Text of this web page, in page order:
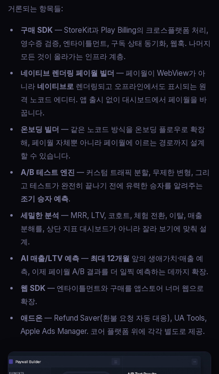
거론되는 항목들:
구매 SDK — StoreKit과 Play Billing의 크로스플랫폼 처리,
영수증 검증, 엔타이틀먼트, 구독 상태 동기화, 웹훅. 나머지
모든 것이 올라가는 인프라 계층.
네이티브 렌더링 페이월 빌더 — 페이월이 WebView가 아
니라 네이티브로 렌더링되고 오프라인에서도 표시되는 원
격 노코드 에디터. 앱 출시 없이 대시보드에서 페이월을 바
꿉니다.
온보딩 빌더 — 같은 노코드 방식을 온보딩 플로우로 확장
해, 페이월 자체뿐 아니라 페이월에 이르는 경로까지 설계
할 수 있습니다.
A/B 테스트 엔진 — 커스텀 트래픽 분할, 무제한 변형, 그리
고 테스트가 완전히 끝나기 전에 유력한 승자를 알려주는
조기 승자 예측.
세밀한 분석 — MRR, LTV, 코호트, 체험 전환, 이탈, 매출
분해를, 상단 지표 대시보드가 아니라 잘라 보기에 맞춰 설
계.
AI 매출/LTV 예측 — 최대 12개월 앞의 생애가치·매출 예
측, 이제 페이월 A/B 결과를 더 일찍 예측하는 데까지 확장.
웹 SDK — 엔타이틀먼트와 구매를 앱스토어 너머 웹으로
확장.
애드온 — Refund Saver(환불 요청 자동 대응), UA Tools,
Apple Ads Manager. 코어 플랫폼 위에 각각 별도로 제공.